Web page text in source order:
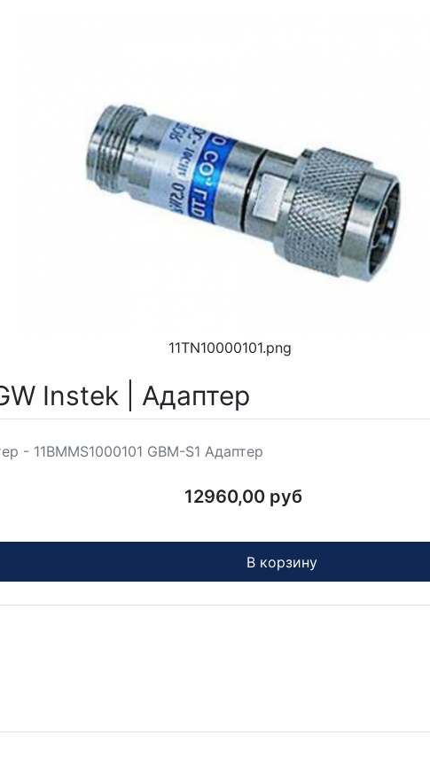
11TN10000101.png
Instek | Адаптер
- 11BMMS1000101 GBM-S1 Адаптер
12960,00 руб
В корзину